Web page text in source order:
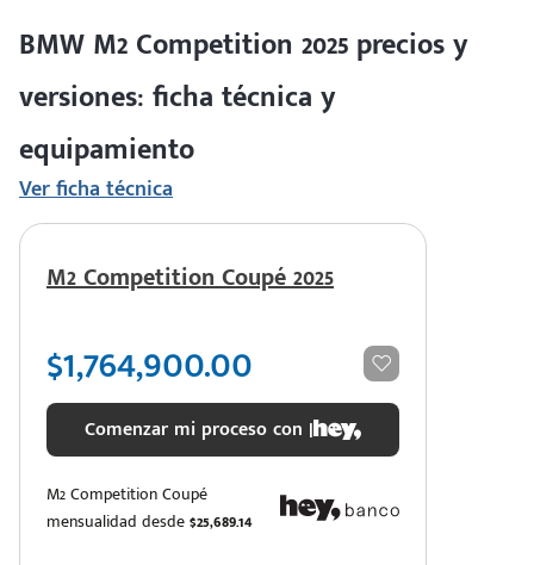
Colores disponibles
BMW M2 Competition 2025 precios y
versiones: ficha técnica y
equipamiento
Ver ficha técnica
M2 Competition Coupé 2025
$1,764,900.00
Comenzar mi proceso con |
M2 Competition Coupé
mensualidad desde$25,689.14